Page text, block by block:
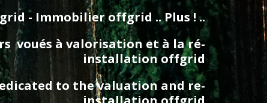
- Immobilier offgrid .. Plus ! ..
voués à valorisation et à la ré-
installation offgrid
to the valuation and re-